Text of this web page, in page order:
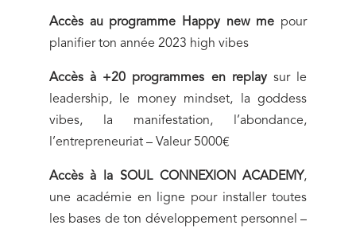
Accès au programme Happy new me pour
planifier ton année 2023 high vibes
Accès à +20 programmes en replaysur le
leadership, le money mindset, la goddess
vibes, la manifestation, l’abondance,
l’entrepreneuriat – Valeur 5000€
Accès à la SOUL CONNEXION ACADEMY,
une académie en ligne pour installer toutes
les bases de ton développement personnel –